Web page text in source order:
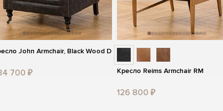
John Armchair, Black Wood D
700 ₽ Кресло Reims Armchair RM
126 800 ₽